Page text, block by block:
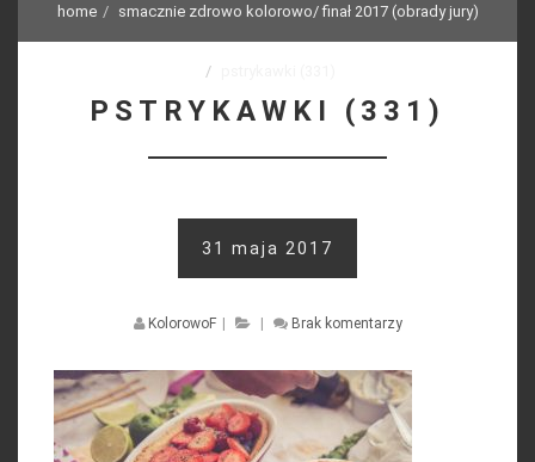
home smacznie zdrowo kolorowo/ finał 2017 (obrady jury)
PSTRYKAWKI (331)
31 maja 2017
KolorowoF Brak komentarzy